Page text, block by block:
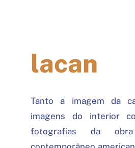
lacan
Tanto a imagem da
imagens do interior
fotografias da